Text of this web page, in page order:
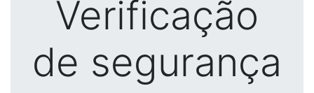
Verificação
de segurança